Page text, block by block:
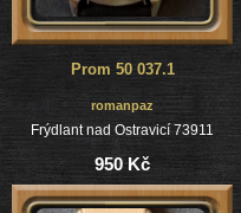
Prom 50 037.1
romanpaz
Frýdlant nad Ostravicí 73911
950 Kč